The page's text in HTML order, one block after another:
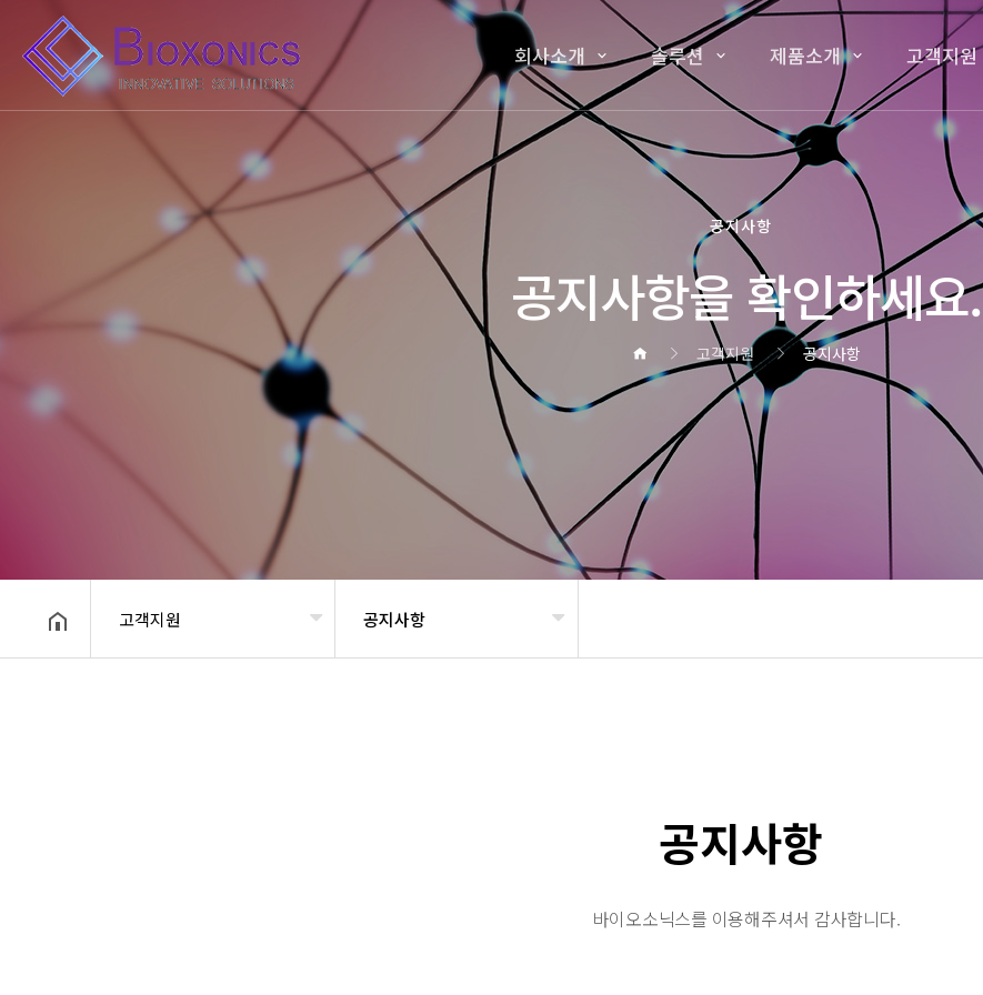
회사소개 솔루션 제품소개 고객지원
공지사항
공지사항을 확인하세요.
고객지원 공지사항
고객지원 공지사항
공지사항
바이오소닉스를 이용해주셔서 감사합니다.